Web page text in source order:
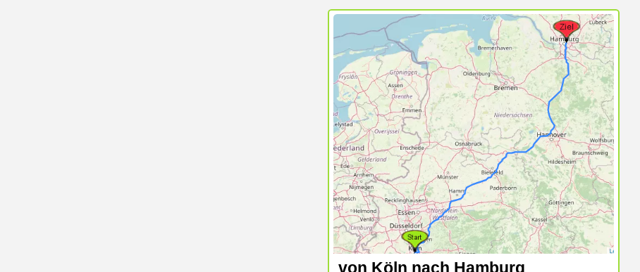
von Köln nach Hamburg